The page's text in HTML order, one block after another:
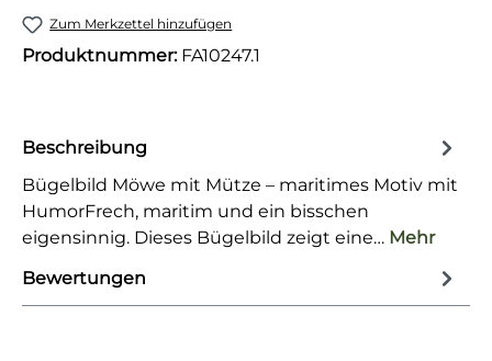
Zum Merkzettel hinzufügen
Produktnummer: FA10247.1
Beschreibung
Bügelbild Möwe mit Mütze – maritimes Motiv mit
HumorFrech, maritim und ein bisschen
eigensinnig. Dieses Bügelbild zeigt eine… Mehr
Bewertungen